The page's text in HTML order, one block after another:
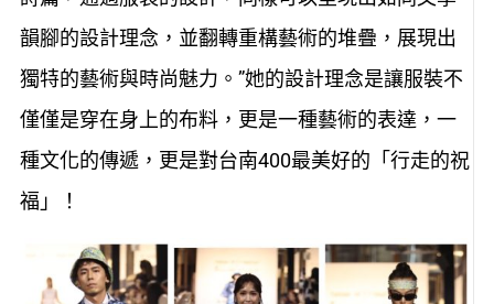
韻腳的設計理念，並翻轉重構藝術的堆疊，展現出
獨特的藝術與時尚魅力。”她的設計理念是讓服裝不
僅僅是穿在身上的布料，更是一種藝術的表達，一
種文化的傳遞，更是對台南400最美好的「行走的祝
福」！